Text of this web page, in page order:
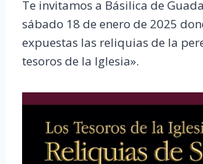
Te invitamos a Básilica de
sábado 18 de enero de 2025
expuestas las reliquias de la
tesoros de la Iglesia».